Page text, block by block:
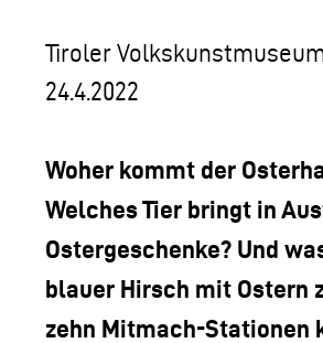
GESCHÄFTSFÜHRUNG
Tiroler
24.4.2022
Woher kommt der
Welches Tier bringt in
Ostergeschenke? Und
blauer Hirsch mit Ostern
zehn Mitmach-Stationen